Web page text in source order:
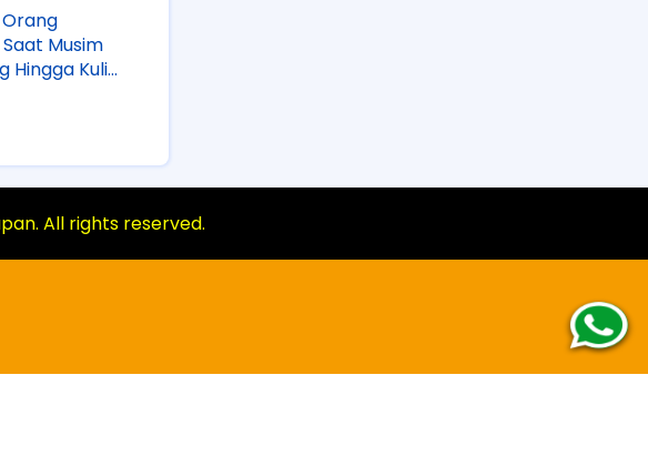
Orang
Musim
Hingga Kulit
. All rights reserved.